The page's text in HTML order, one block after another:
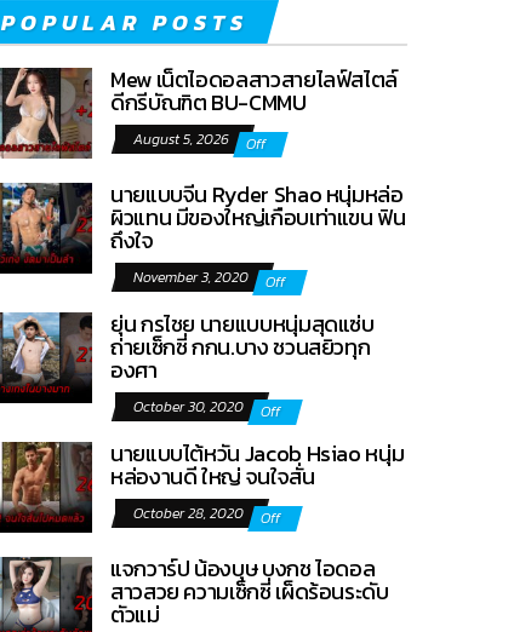
POPULAR POSTS
Mew เน็ตไอดอลสาวสายไลฟ์สไตล์
ดีกรีบัณฑิต BU-CMMU
August 5, 2026 Off
นายแบบจีน Ryder Shao หนุ่มหล่อ
ผิวแทน มีของใหญ่เกือบเท่าแขน ฟิน
ถึงใจ
November 3, 2020 Off
ยุ่น กรไชย นายแบบหนุ่มสุดแซ่บ
ถ่ายเซ็กซี่ กกน.บาง ชวนสยิวทุก
องศา
October 30, 2020 Off
นายแบบไต้หวัน Jacob Hsiao หนุ่ม
หล่องานดี ใหญ่ จนใจสั่น
October 28, 2020 Off
แจกวาร์ป น้องบุษ บงกช ไอดอล
สาวสวย ความเซ็กซี่ เผ็ดร้อนระดับ
ตัวแม่